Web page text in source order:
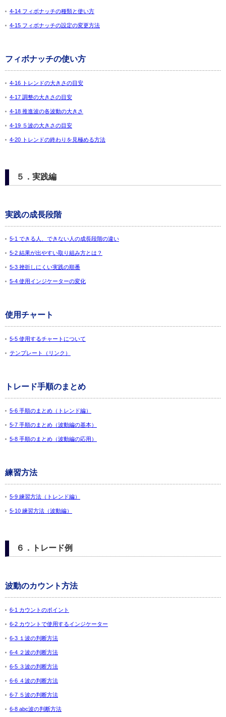
4-14 フィボナッチの種類と使い方
4-15 フィボナッチの設定の変更方法
フィボナッチの使い方
4-16 トレンドの大きさの目安
4-17 調整の大きさの目安
4-18 推進波の各波動の大きさ
4-19 ５波の大きさの目安
4-20 トレンドの終わりを見極める方法
５．実践編
実践の成長段階
5-1 できる人、できない人の成長段階の違い
5-2 結果が出やすい取り組み方とは？
5-3 挫折しにくい実践の順番
5-4 使用インジケーターの変化
使用チャート
5-5 使用するチャートについて
テンプレート（リンク）
トレード手順のまとめ
5-6 手順のまとめ（トレンド編）
5-7 手順のまとめ（波動編の基本）
5-8 手順のまとめ（波動編の応用）
練習方法
5-9 練習方法（トレンド編）
5-10 練習方法（波動編）
６．トレード例
波動のカウント方法
6-1 カウントのポイント
6-2 カウントで使用するインジケーター
6-3 １波の判断方法
6-4 ２波の判断方法
6-5 ３波の判断方法
6-6 ４波の判断方法
6-7 ５波の判断方法
6-8 abc波の判断方法